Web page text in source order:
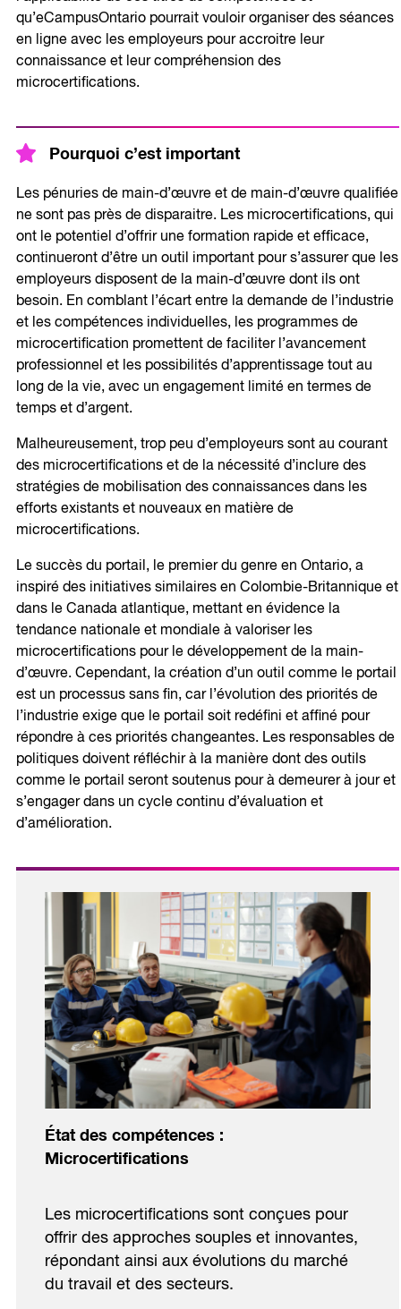
qu’eCampusOntario pourrait vouloir organiser des séances
en ligne avec les employeurs pour accroitre leur
connaissance et leur compréhension des
microcertifications.
Pourquoi c’est important
Les pénuries de main-d’œuvre et de main-d’œuvre qualifiée
ne sont pas près de disparaitre. Les microcertifications, qui
ont le potentiel d’offrir une formation rapide et efficace,
continueront d’être un outil important pour s’assurer que les
employeurs disposent de la main-d’œuvre dont ils ont
besoin. En comblant l’écart entre la demande de l’industrie
et les compétences individuelles, les programmes de
microcertification promettent de faciliter l’avancement
professionnel et les possibilités d’apprentissage tout au
long de la vie, avec un engagement limité en termes de
temps et d’argent.
Malheureusement, trop peu d’employeurs sont au courant
des microcertifications et de la nécessité d’inclure des
stratégies de mobilisation des connaissances dans les
efforts existants et nouveaux en matière de
microcertifications.
Le succès du portail, le premier du genre en Ontario, a
inspiré des initiatives similaires en Colombie-Britannique et
dans le Canada atlantique, mettant en évidence la
tendance nationale et mondiale à valoriser les
microcertifications pour le développement de la main-
d’œuvre. Cependant, la création d’un outil comme le portail
est un processus sans fin, car l’évolution des priorités de
l’industrie exige que le portail soit redéfini et affiné pour
répondre à ces priorités changeantes. Les responsables de
politiques doivent réfléchir à la manière dont des outils
comme le portail seront soutenus pour à demeurer à jour et
s’engager dans un cycle continu d’évaluation et
d’amélioration.
État des compétences :
Microcertifications
Les microcertifications sont conçues pour
offrir des approches souples et innovantes,
répondant ainsi aux évolutions du marché
du travail et des secteurs.